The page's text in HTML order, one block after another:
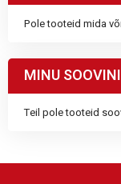
Pole tooteid mida
MINU
Teil pole tooteid